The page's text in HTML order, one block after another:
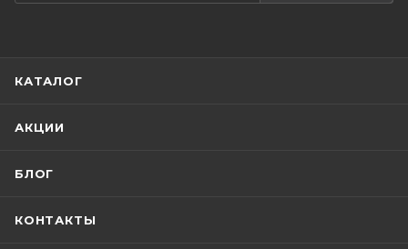
КАТАЛОГ
АКЦИИ
БЛОГ
КОНТАКТЫ